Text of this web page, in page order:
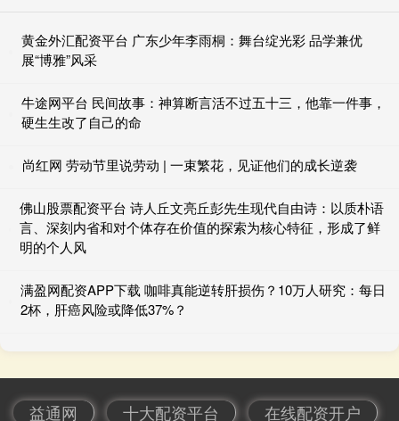
黄金外汇配资平台 广东少年李雨桐：舞台绽光彩 品学兼优
展“博雅”风采
牛途网平台 民间故事：神算断言活不过五十三，他靠一件事，
硬生生改了自己的命
尚红网 劳动节里说劳动 | 一束繁花，见证他们的成长逆袭
佛山股票配资平台 诗人丘文亮丘彭先生现代自由诗：以质朴语
言、深刻内省和对个体存在价值的探索为核心特征，形成了鲜
明的个人风
满盈网配资APP下载 咖啡真能逆转肝损伤？10万人研究：每日
2杯，肝癌风险或降低37%？
益通网 十大配资平台 在线配资开户